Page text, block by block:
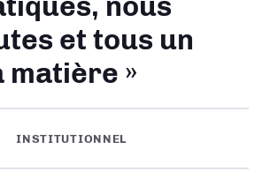
et tous un
matière »
INSTITUTIONNEL